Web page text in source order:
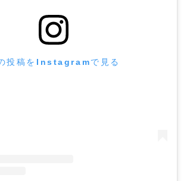
投稿をInstagramで見る